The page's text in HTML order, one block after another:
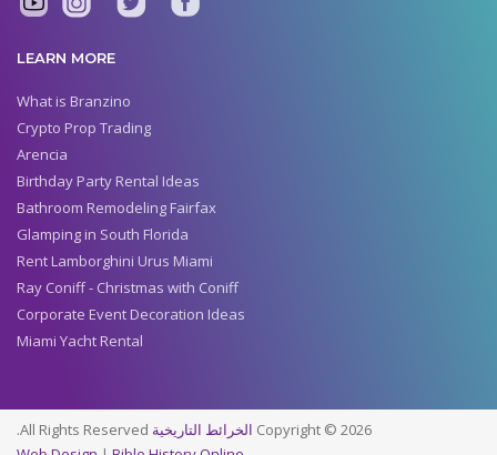
LEARN MORE
What is Branzino
Crypto Prop Trading
Arencia
Birthday Party Rental Ideas
Bathroom Remodeling Fairfax
Glamping in South Florida
Rent Lamborghini Urus Miami
Ray Coniff - Christmas with Coniff
Corporate Event Decoration Ideas
Miami Yacht Rental
Copyright © 2026الخرائط التاريخيةAll Rights Reserved.